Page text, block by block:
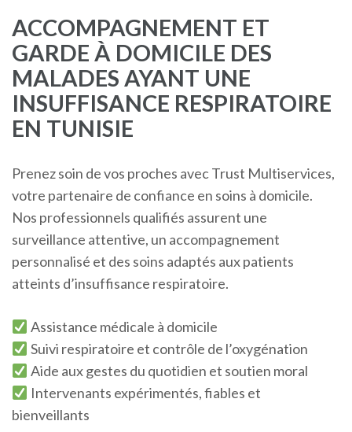
ACCOMPAGNEMENT ET
GARDE À DOMICILE DES
MALADES AYANT UNE
INSUFFISANCE RESPIRATOIRE
EN TUNISIE
Prenez soin de vos proches avec Trust Multiservices,
votre partenaire de confiance en soins à domicile.
Nos professionnels qualifiés assurent une
surveillance attentive, un accompagnement
personnalisé et des soins adaptés aux patients
atteints d’insuffisance respiratoire.
Assistance médicale à domicile
Suivi respiratoire et contrôle de l’oxygénation
Aide aux gestes du quotidien et soutien moral
Intervenants expérimentés, fiables et
bienveillants